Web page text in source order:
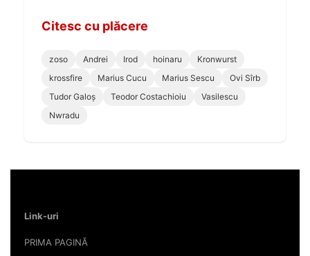
Citesc cu plăcere
zoso Andrei Irod hoinaru
Kronwurst
krossfire
Marius Cucu Marius Sescu
Ovi Sîrb
Tudor Galoș
Teodor Costachioiu
Vasilescu
Nwradu
Link-uri
PRIMA PAGINĂ